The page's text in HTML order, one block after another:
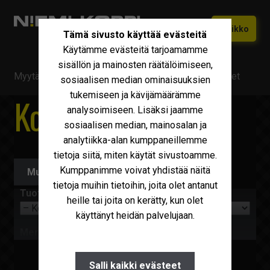
Siirry
Siirry
Valikko
Vaihtokoneet
Uudet Ivecot
Iveco Huolto
Iveco Varaosat
Tarvikkeet
Myytävä kalusto/Päällirakenteet/Koukkulavalaitteet
Koukkulavalaitteet
Muokkaa hakuehtoja
Tuoteryhmä
Tämä sivusto käyttää evästeitä
Käytämme evästeitä tarjoamamme
sisällön ja mainosten räätälöimiseen,
sosiaalisen median ominaisuuksien
tukemiseen ja kävijämäärämme
analysoimiseen. Lisäksi jaamme
sosiaalisen median, mainosalan ja
analytiikka-alan kumppaneillemme
tietoja siitä, miten käytät sivustoamme.
Kumppanimme voivat yhdistää näitä
tietoja muihin tietoihin, joita olet antanut
heille tai joita on kerätty, kun olet
käyttänyt heidän palvelujaan.
Salli kaikki evästeet